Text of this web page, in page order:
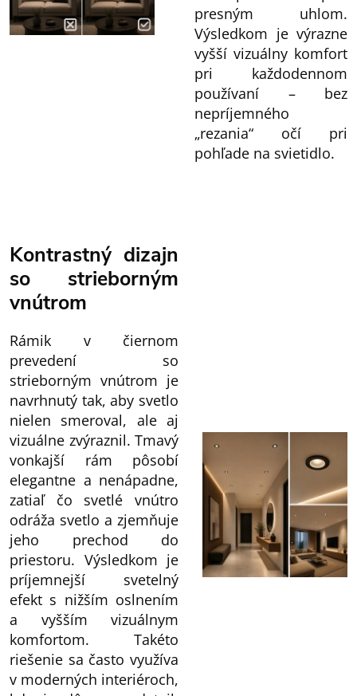
presným uhlom.
Výsledkom je výrazne
vyšší vizuálny komfort
pri každodennom
používaní – bez
nepríjemného
„rezania“ očí pri
pohľade na svietidlo.
Kontrastný dizajn
so strieborným
vnútrom
Rámik v čiernom
prevedení so
strieborným vnútrom je
navrhnutý tak, aby svetlo
nielen smeroval, ale aj
vizuálne zvýraznil. Tmavý
vonkajší rám pôsobí
elegantne a nenápadne,
zatiaľ čo svetlé vnútro
odráža svetlo a zjemňuje
jeho prechod do
priestoru. Výsledkom je
príjemnejší svetelný
efekt s nižším oslnením
a vyšším vizuálnym
komfortom. Takéto
riešenie sa často využíva
v moderných interiéroch,